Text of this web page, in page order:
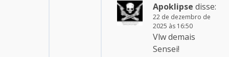
Apoklipse disse:
22 de dezembro de
2025 às 16:50
Vlw demais
Sensei!